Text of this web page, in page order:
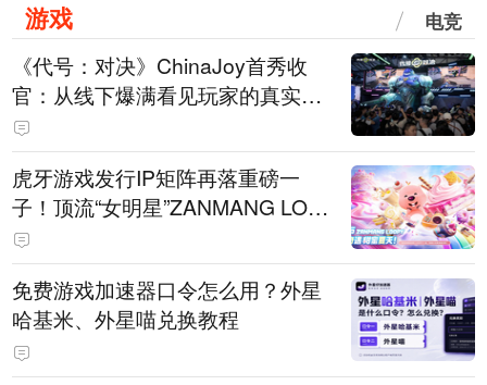
游戏 电竞
《代号：对决》ChinaJoy首秀收
官：从线下爆满看见玩家的真实期
待
虎牙游戏发行IP矩阵再落重磅一
子！顶流“女明星”ZANMANG LOO
PY 正版3D消除手游《消消奇遇》
惊喜曝光
免费游戏加速器口令怎么用？外星
哈基米、外星喵兑换教程